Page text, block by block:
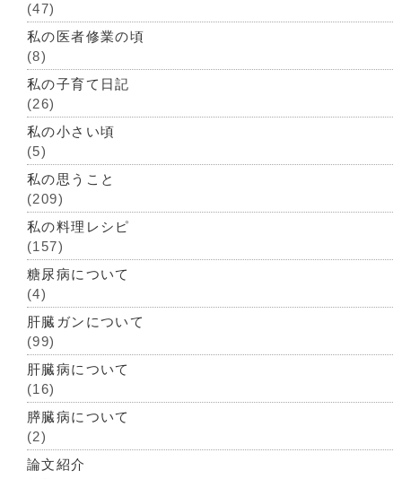
(47)
私の医者修業の頃
(8)
私の子育て日記
(26)
私の小さい頃
(5)
私の思うこと
(209)
私の料理レシピ
(157)
糖尿病について
(4)
肝臓ガンについて
(99)
肝臓病について
(16)
膵臓病について
(2)
論文紹介